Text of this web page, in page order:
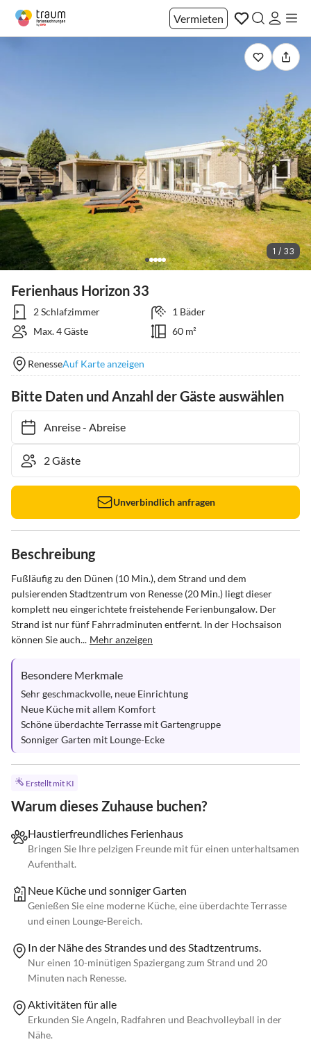
Vermieten
1 / 33
Ferienhaus Horizon 33
2 Schlafzimmer
1 Bäder
Max. 4 Gäste
60 m²
RenesseAuf Karte anzeigen
Bitte Daten und Anzahl der Gäste auswählen
Anreise- Abreise
Unverbindlich anfragen
Beschreibung
Fußläufig zu den Dünen (10 Min.), dem Strand und dem
pulsierenden Stadtzentrum von Renesse (20 Min.) liegt dieser
komplett neu eingerichtete freistehende Ferienbungalow. Der
Strand ist nur fünf Fahrradminuten entfernt. In der Hochsaison
können Sie auch... Mehr anzeigen
Besondere Merkmale
Sehr geschmackvolle, neue Einrichtung
Neue Küche mit allem Komfort
Schöne überdachte Terrasse mit Gartengruppe
Sonniger Garten mit Lounge-Ecke
Erstellt mit KI
Warum dieses Zuhause buchen?
Haustierfreundliches Ferienhaus
Bringen Sie Ihre pelzigen Freunde mit für einen unterhaltsamen
Aufenthalt.
Neue Küche und sonniger Garten
Genießen Sie eine moderne Küche, eine überdachte Terrasse
und einen Lounge-Bereich.
In der Nähe des Strandes und des Stadtzentrums.
Nur einen 10-minütigen Spaziergang zum Strand und 20
Minuten nach Renesse.
Aktivitäten für alle
Erkunden Sie Angeln, Radfahren und Beachvolleyball in der
Nähe.